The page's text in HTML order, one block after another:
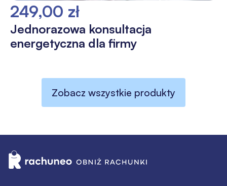
249,00 zł
Jednorazowa konsultacja
energetyczna dla firmy
Zobacz wszystkie produkty